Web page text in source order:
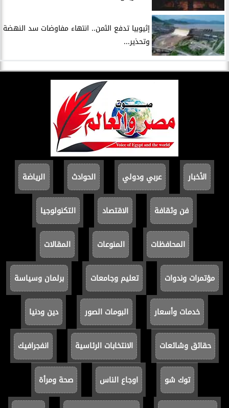
إثيوبيا تدفع الثمن.. انتهاء مفاوضات سد النهضة
وتحذير...
الأخبار عربي ودولي الحوادث الرياضة
فن وثقافة الاقتصاد التكنولوجيا
المحافظات المنوعات المقالات
مؤتمرات وندوات تعليم وجامعات برلمان وسياسة
خدمات وأسعار البومات الصور دين ودنيا
حقائق وشائعات الانتخابات الرئاسية انفجرافيك
توك شو اوجاع الناس صحة ومرأة